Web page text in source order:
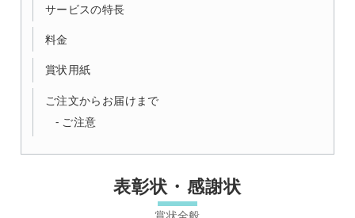
サービスの特長
料金
賞状用紙
ご注文からお届けまで
ご注意
表彰状・感謝状